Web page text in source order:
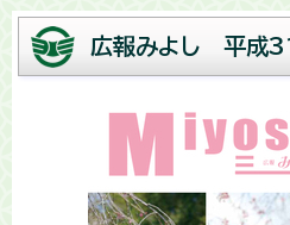
広報みよし 平成